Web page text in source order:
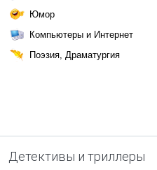
Юмор
Компьютеры и Интернет
Поэзия, Драматургия
Детективы и триллеры